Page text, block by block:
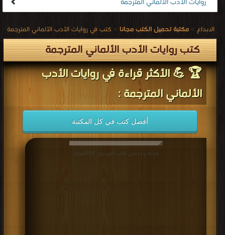
الابداع > مكتبة تحميل الكتب مجانا > كتب في روايات الأدب الألماني المترجمة
كتب روايات الأدب الألماني المترجمة
🏆 💪 الأكثر قراءة في روايات الأدب
الألماني المترجمة :
أفضل كتب في كل المكتبة
قراءة و تحميل كتاب المزدوج PDF مجانا